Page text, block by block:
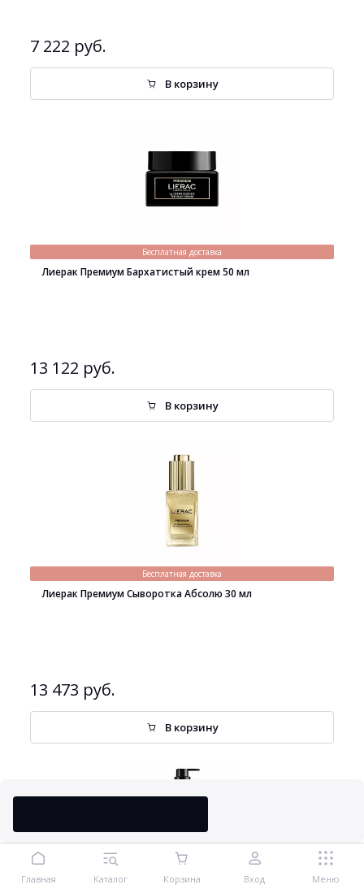
7 222 руб.
В корзину
Бесплатная доставка
Лиерак Премиум Бархатистый крем 50 мл
13 122 руб.
В корзину
Бесплатная доставка
Лиерак Премиум Сыворотка Абсолю 30 мл
13 473 руб.
В корзину
Главная Каталог Корзина Вход Меню